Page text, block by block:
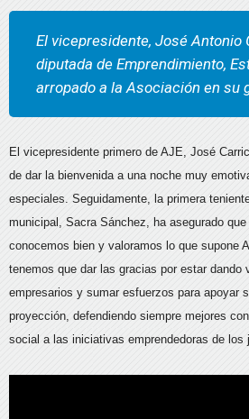
El vicepresidente, José Antonio
diputada de Emprendimiento,
arropado a la Asociación en su
El vicepresidente primero de AJE, José
de dar la bienvenida a una noche muy
especiales. Seguidamente, la primera
municipal, Sacra Sánchez, ha asegurado
conocemos bien y valoramos lo que supone
tenemos que dar las gracias por estar dando
empresarios y sumar esfuerzos para apoyar
proyección, defendiendo siempre mejores
social a las iniciativas emprendedoras de los